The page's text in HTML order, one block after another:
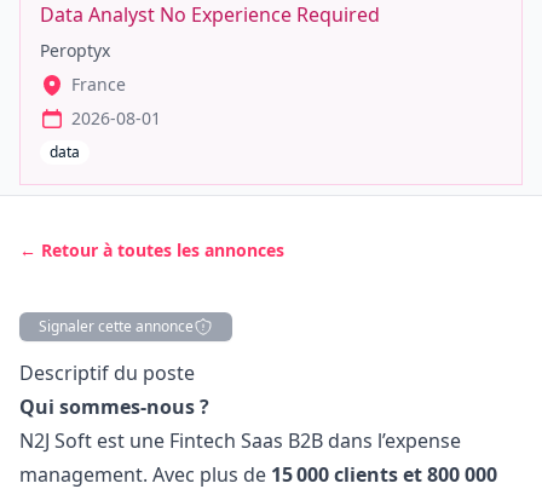
Data Analyst No Experience Required
Peroptyx
France
2026-08-01
data
← Retour à toutes les annonces
Signaler cette annonce
Description
Descriptif du poste
Qui sommes-nous ?
N2J Soft est une Fintech Saas B2B dans l’expense
management. Avec plus de 15 000 clients et 800 000